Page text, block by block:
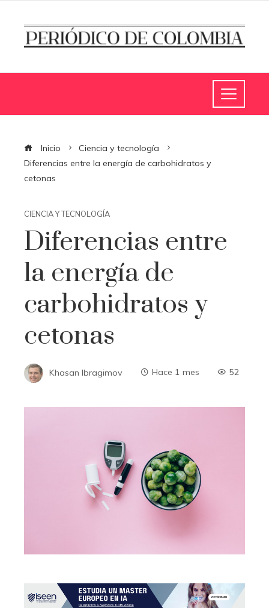
Inicio
Ciencia y tecnología
Diferencias entre la energía de carbohidratos y
cetonas
CIENCIA Y TECNOLOGÍA
Diferencias entre
la energía de
carbohidratos y
cetonas
Khasan Ibragimov Hace 1 mes 52